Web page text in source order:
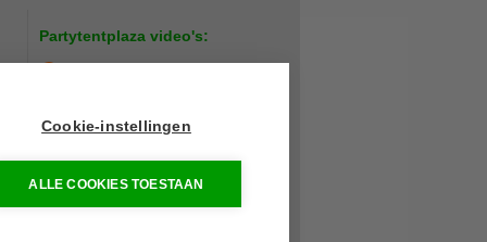
Cookie-instellingen
ALLE COOKIES TOESTAAN
Partytentplaza video's: